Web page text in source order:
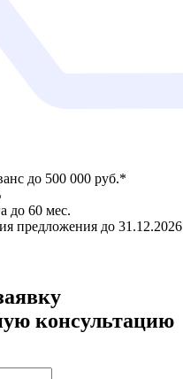
до 500 000 руб.*
до 60 мес.
предложения до 31.12.2026
консультацию